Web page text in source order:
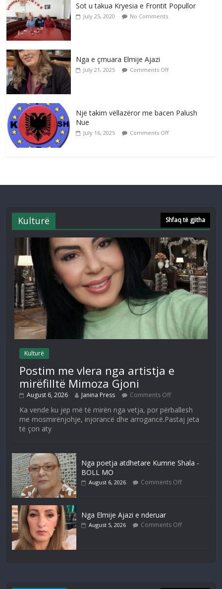
Sot u takua Kryesia e Frontit Popullor
July 25, 2020 No Comments
Nga e çmuara Elmije Ajazi
July 21, 2025 Comments Off
Një takim vëllazëror me bacen Palush
Nue
July 16, 2025 Comments Off
Kulturë Shfaq të gjitha
Kulturë
Postim me vlera nga artistja e
mirëfilltë Mimoza Gjoni
August 6, 2026 Janina Press Comments Off
Ka vende ku jep më të mirën nga vetja, por përballesh
me mosmirënjohje, injorancë dhe arrogancë.Pastaj jeta
të çon aty
Nga poetja atdhetare Kumrie Shala -
BOLL MO
August 6, 2026 Comments Off
Nga Elmije Ajazi e nderuar
August 5, 2026 Comments Off